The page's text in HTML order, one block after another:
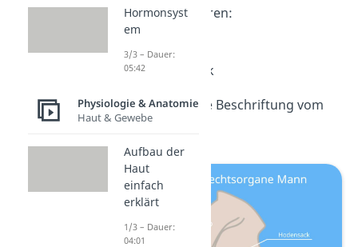
des Mannes gehören:
der Penis
der Hodensack
Hier siehst du eine Beschriftung vom
Hormonsyst
em
3/3 – Dauer:
05:42
Physiologie & Anatomie
Haut & Gewebe
Aufbau der
Haut
einfach
erklärt
1/3 – Dauer:
04:01